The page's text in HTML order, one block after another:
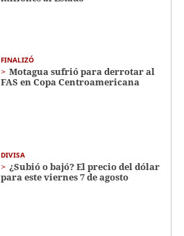
FINALIZÓ
Motagua sufrió para derrotar al
FAS en Copa Centroamericana
DIVISA
¿Subió o bajó? El precio del dólar
para este viernes 7 de agosto